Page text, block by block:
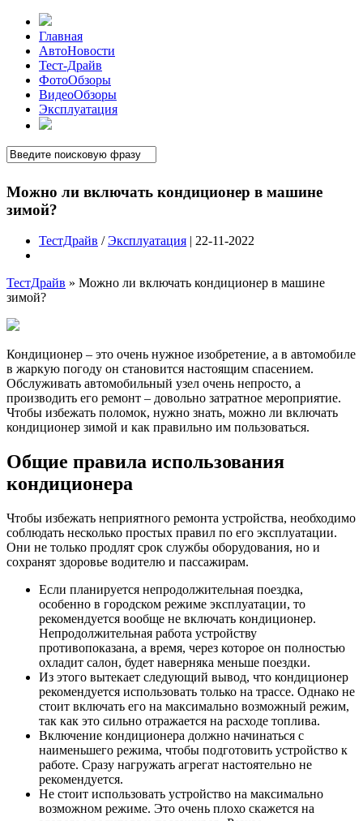
Главная
АвтоНовости
Тест-Драйв
ФотоОбзоры
ВидеоОбзоры
Эксплуатация
Можно ли включать кондиционер в машине
зимой?
ТестДрайв /Эксплуатация | 22-11-2022
ТестДрайв » Можно ли включать кондиционер в машине
зимой?
Кондиционер – это очень нужное изобретение, а в автомобиле
в жаркую погоду он становится настоящим спасением.
Обслуживать автомобильный узел очень непросто, а
производить его ремонт – довольно затратное мероприятие.
Чтобы избежать поломок, нужно знать, можно ли включать
кондиционер зимой и как правильно им пользоваться.
Общие правила использования
кондиционера
Чтобы избежать неприятного ремонта устройства, необходимо
соблюдать несколько простых правил по его эксплуатации.
Они не только продлят срок службы оборудования, но и
сохранят здоровье водителю и пассажирам.
Если планируется непродолжительная поездка,
особенно в городском режиме эксплуатации, то
рекомендуется вообще не включать кондиционер.
Непродолжительная работа устройству
противопоказана, а время, через которое он полностью
охладит салон, будет наверняка меньше поездки.
Из этого вытекает следующий вывод, что кондиционер
рекомендуется использовать только на трассе. Однако не
стоит включать его на максимально возможный режим,
так как это сильно отражается на расходе топлива.
Включение кондиционера должно начинаться с
наименьшего режима, чтобы подготовить устройство к
работе. Сразу нагружать агрегат настоятельно не
рекомендуется.
Не стоит использовать устройство на максимально
возможном режиме. Это очень плохо скажется на